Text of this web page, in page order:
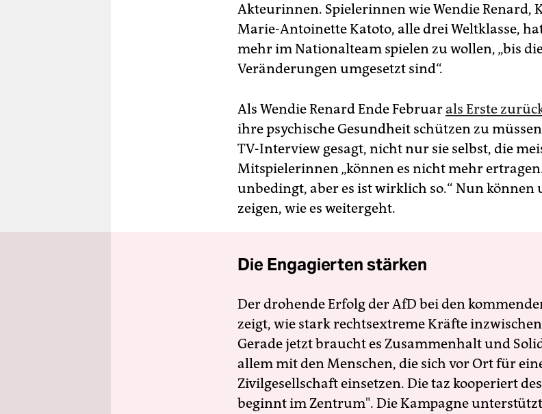
Akteurinnen. Spielerinnen wie Wendie Renard,
Marie-Antoinette Katoto, alle drei Weltklasse,
mehr im Nationalteam spielen zu wollen, „bis
Veränderungen umgesetzt sind“.
Als Wendie Renard Ende Februar als Erste
ihre psychische Gesundheit schützen zu
TV-Interview gesagt, nicht nur sie selbst, die
Mitspielerinnen „können es nicht mehr
unbedingt, aber es ist wirklich so.“ Nun können
zeigen, wie es weitergeht.
Die Engagierten stärken
Der drohende Erfolg der AfD bei den
zeigt, wie stark rechtsextreme Kräfte
Gerade jetzt braucht es Zusammenhalt und
allem mit den Menschen, die sich vor Ort für
Zivilgesellschaft einsetzen. Die taz kooperiert
beginnt im Zentrum". Die Kampagne